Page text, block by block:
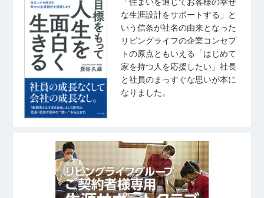
な生涯設計をサポートする」と
いう信条が社名の由来となった
リビングライフの企業コンセプ
トの原点ともいえる「はじめて
家を持つ人を応援したい」社長
と社員のまっすぐな思いが本に
なりました。